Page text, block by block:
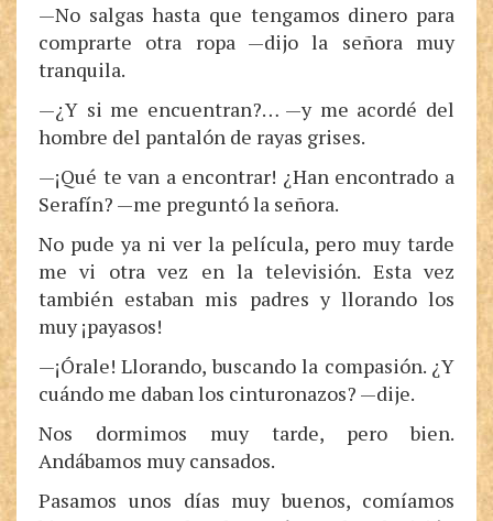
—No salgas hasta que tengamos dinero para
comprarte otra ropa —dijo la señora muy
tranquila.
—¿Y si me encuentran?… —y me acordé del
hombre del pantalón de rayas grises.
—¡Qué te van a encontrar! ¿Han encontrado a
Serafín? —me preguntó la señora.
No pude ya ni ver la película, pero muy tarde
me vi otra vez en la televisión. Esta vez
también estaban mis padres y llorando los
muy ¡payasos!
—¡Órale! Llorando, buscando la compasión. ¿Y
cuándo me daban los cinturonazos? —dije.
Nos dormimos muy tarde, pero bien.
Andábamos muy cansados.
Pasamos unos días muy buenos, comíamos